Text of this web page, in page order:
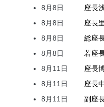
8月8日
座長
8月8日
座長
8月8日
総座
8月8日
若座
8月11日
座長
8月11日
座長
8月11日
副座